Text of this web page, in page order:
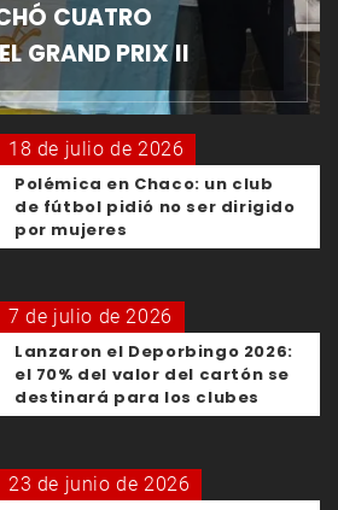
CUATRO
GRAND PRIX II
18 de julio de 2026
Polémica en Chaco: un club
de fútbol pidió no ser dirigido
por mujeres
7 de julio de 2026
Lanzaron el Deporbingo 2026:
el 70% del valor del cartón se
destinará para los clubes
23 de junio de 2026